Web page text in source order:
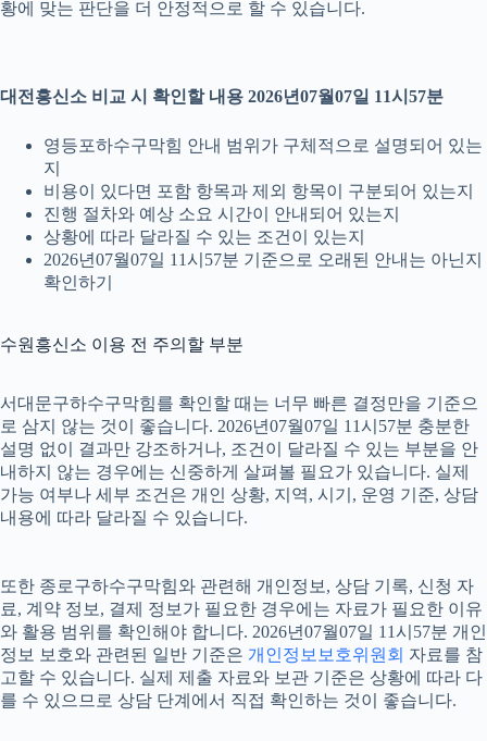
황에 맞는 판단을 더 안정적으로 할 수 있습니다.
대전흥신소 비교 시 확인할 내용 2026년07월07일 11시57분
영등포하수구막힘 안내 범위가 구체적으로 설명되어 있는
지
비용이 있다면 포함 항목과 제외 항목이 구분되어 있는지
진행 절차와 예상 소요 시간이 안내되어 있는지
상황에 따라 달라질 수 있는 조건이 있는지
2026년07월07일 11시57분 기준으로 오래된 안내는 아닌지
확인하기
수원흥신소 이용 전 주의할 부분
서대문구하수구막힘를 확인할 때는 너무 빠른 결정만을 기준으
로 삼지 않는 것이 좋습니다. 2026년07월07일 11시57분 충분한
설명 없이 결과만 강조하거나, 조건이 달라질 수 있는 부분을 안
내하지 않는 경우에는 신중하게 살펴볼 필요가 있습니다. 실제
가능 여부나 세부 조건은 개인 상황, 지역, 시기, 운영 기준, 상담
내용에 따라 달라질 수 있습니다.
또한 종로구하수구막힘와 관련해 개인정보, 상담 기록, 신청 자
료, 계약 정보, 결제 정보가 필요한 경우에는 자료가 필요한 이유
와 활용 범위를 확인해야 합니다. 2026년07월07일 11시57분 개인
정보 보호와 관련된 일반 기준은 개인정보보호위원회 자료를 참
고할 수 있습니다. 실제 제출 자료와 보관 기준은 상황에 따라 다
를 수 있으므로 상담 단계에서 직접 확인하는 것이 좋습니다.